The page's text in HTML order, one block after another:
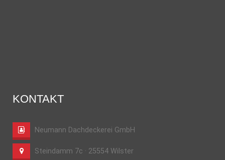
KONTAKT
Neumann Dachdeckerei GmbH
Steindamm 7c · 25554 Wilster